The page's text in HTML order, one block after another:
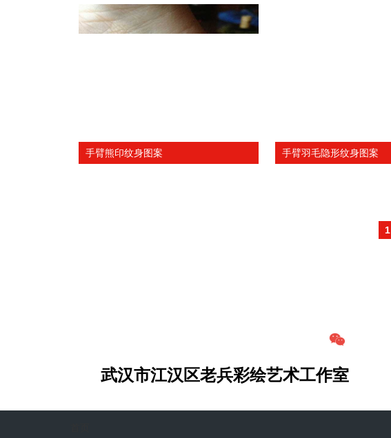
手臂熊印纹身图案 手臂羽毛隐形纹身图案
1
武汉市江汉区老兵彩绘艺术工作室